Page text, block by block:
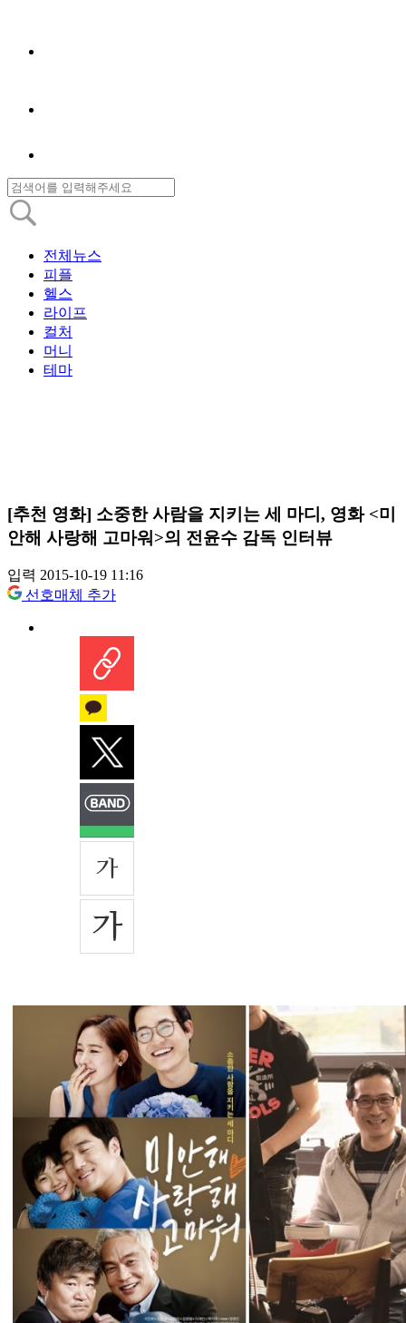
전체뉴스
피플
헬스
라이프
컬처
머니
테마
[추천 영화] 소중한 사람을 지키는 세 마디, 영화 <미
안해 사랑해 고마워>의 전윤수 감독 인터뷰
입력 2015-10-19 11:16
선호매체 추가